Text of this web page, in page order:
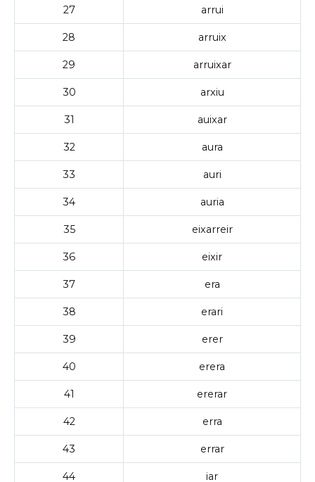
27 arrui
28 arruix
29 arruixar
30 arxiu
31 auixar
32 aura
33 auri
34 auria
35 eixarreir
36 eixir
37 era
38 erari
39 erer
40 erera
41 ererar
42 erra
43 errar
44 iar